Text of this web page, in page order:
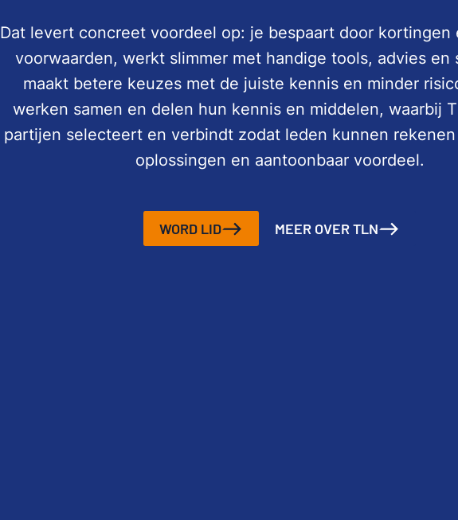
Dat levert concreet voordeel op: je bespaart door kortingen
voorwaarden, werkt slimmer met handige tools, advies en
maakt betere keuzes met de juiste kennis en minder
werken samen en delen hun kennis en middelen, waarbij
partijen selecteert en verbindt zodat leden kunnen
oplossingen en aantoonbaar voordeel.
WORD LID MEER OVER TLN